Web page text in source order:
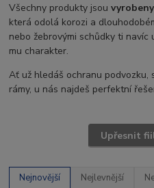
Všechny produkty jsou
která odolá korozi a
nebo žebrovými schůdky ti
mu charakter.
Ať už hledáš ochranu podvozku,
rámy, u nás najdeš perfektní
Upřesnit
Nejnovější Nejlevnější